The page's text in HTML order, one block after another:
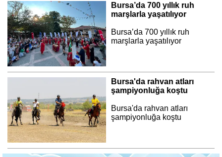
Bursa’da 700 yıllık ruh
marşlarla yaşatılıyor
Bursa’da 700 yıllık ruh
marşlarla yaşatılıyor
Bursa'da rahvan atları
şampiyonluğa koştu
Bursa'da rahvan atları
şampiyonluğa koştu